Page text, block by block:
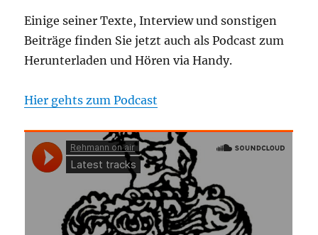
Einige seiner Texte, Interview und sonstigen
Beiträge finden Sie jetzt auch als Podcast zum
Herunterladen und Hören via Handy.
Hier gehts zum Podcast